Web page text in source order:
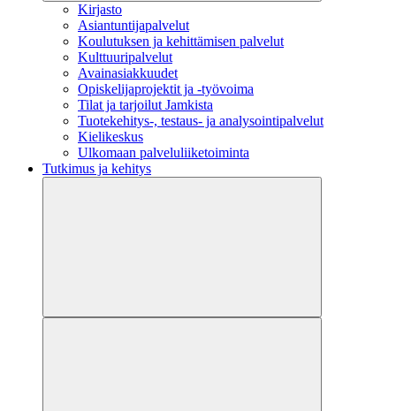
Kirjasto
Asiantuntijapalvelut
Koulutuksen ja kehittämisen palvelut
Kulttuuripalvelut
Avainasiakkuudet
Opiskelijaprojektit​ ja -työvoima
Tilat ja tarjoilut Jamkista
Tuotekehitys-, testaus- ja analysointipalvelut
Kielikeskus
Ulkomaan palveluliiketoiminta
Tutkimus ja kehitys